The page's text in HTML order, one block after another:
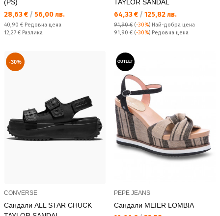
(PS)
Текуща цена:
28,63 € / 56,00 лв.
Редовна цена:
40,90 € Редовна цена
Спестявате:
12,27 € Разлика
TAYLOR SANDAL
Текуща цена:
64,33 € / 125,82 лв.
91,90 € (-30%) Най-добра цена
Редовна цена:
91,90 € (-30%) Редовна цена
-30%
CONVERSE
Сандали ALL STAR CHUCK
OUTLET
PEPE JEANS
Сандали MEIER LOMBIA